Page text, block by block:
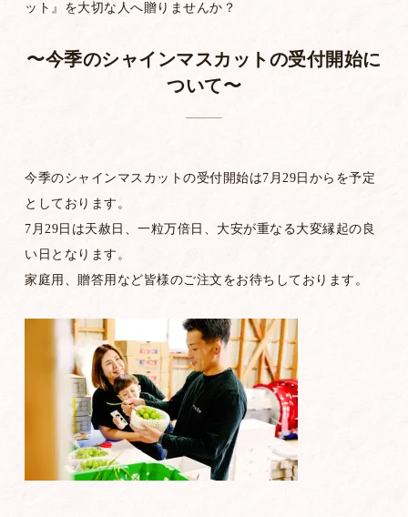
ット』を大切な人へ贈りませんか？
〜今季のシャインマスカットの受付開始に
ついて〜
今季のシャインマスカットの受付開始は7月29日からを予定
としております。
7月29日は天赦日、一粒万倍日、大安が重なる大変縁起の良
い日となります。
家庭用、贈答用など皆様のご注文をお待ちしております。